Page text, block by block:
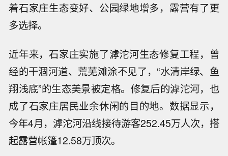
着石家庄生态变好、公园绿地增多，露营有了更
多选择。
近年来，石家庄实施了滹沱河生态修复工程，曾
经的干涸河道、荒芜滩涂不见了，“水清岸绿、鱼
翔浅底”的生态美景被定格。修复后的滹沱河，也
成了石家庄居民业余休闲的目的地。数据显示，
今年4月，滹沱河沿线接待游客252.45万人次，搭
起露营帐篷12.58万顶次。